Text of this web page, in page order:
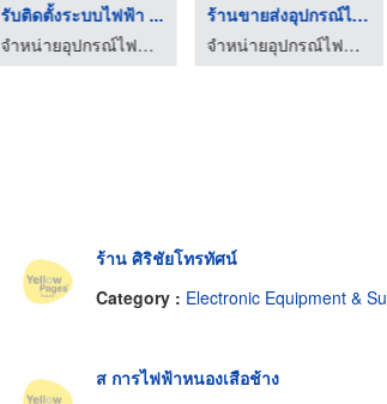
รับติดตั้งระบบไฟฟ้า ...
จำหน่ายอุปกรณ์ไฟฟ้า ราคาถูก บุรีรัมย์ - ฮั่วฮะการไฟฟ้า
ร้านขายส่งอุปกรณ์ไฟฟ ...
จำหน่ายอุปกรณ์ไฟฟ้า ราคาถูก บุรีรัมย์ - ฮั่วฮะการไฟฟ้า
ร้าน ศิริชัยโทรทัศน์
Category : Electronic Equipment & Supplies-Dealers
ส การไฟฟ้าหนองเสือช้าง